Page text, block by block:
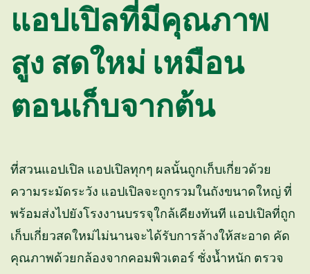
แอปเปิลที่มีคุณภาพ
สูง สดใหม่ เหมือน
ตอนเก็บจากต้น
ที่สวนแอปเปิล แอปเปิลทุกๆ ผลนั้นถูกเก็บเกี่ยวด้วย
ความระมัดระวัง แอปเปิลจะถูกรวมในถังขนาดใหญ่ ที่
พร้อมส่งไปยังโรงงานบรรจุใกล้เคียงทันที แอปเปิลที่ถูก
เก็บเกี่ยวสดใหม่ไม่นานจะได้รับการล้างให้สะอาด คัด
คุณภาพด้วยกล้องจากคอมพิวเตอร์ ชั่งน้ำหนัก ตรวจ